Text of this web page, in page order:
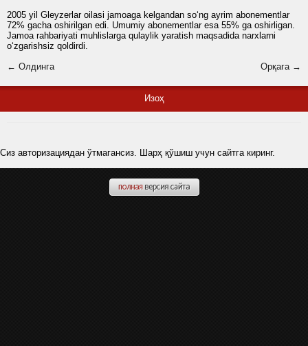
2005 yil Gleyzerlar oilasi jamoaga kelgandan so‘ng ayrim abonementlar
72% gacha oshirilgan edi. Umumiy abonementlar esa 55% ga oshirligan.
Jamoa rahbariyati muhlislarga qulaylik yaratish maqsadida narxlarni
o‘zgarishsiz qoldirdi.
← Олдинга
Орқага →
Изоҳ
Сиз авторизациядан ўтмагансиз. Шарҳ қўшиш учун сайтга киринг.